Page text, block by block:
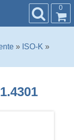
0
» ISO-K »